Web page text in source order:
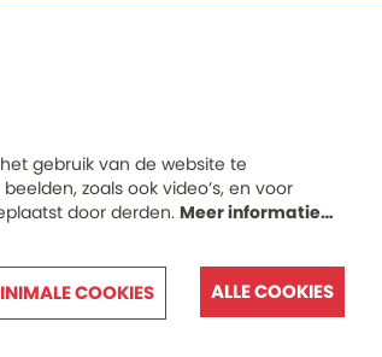
onze actuele openingstijden
INSCHRIJVEN
gebruik van de website te
zoals ook video’s, en voor
door derden. Meer informatie…
COOKIES ALLE COOKIES